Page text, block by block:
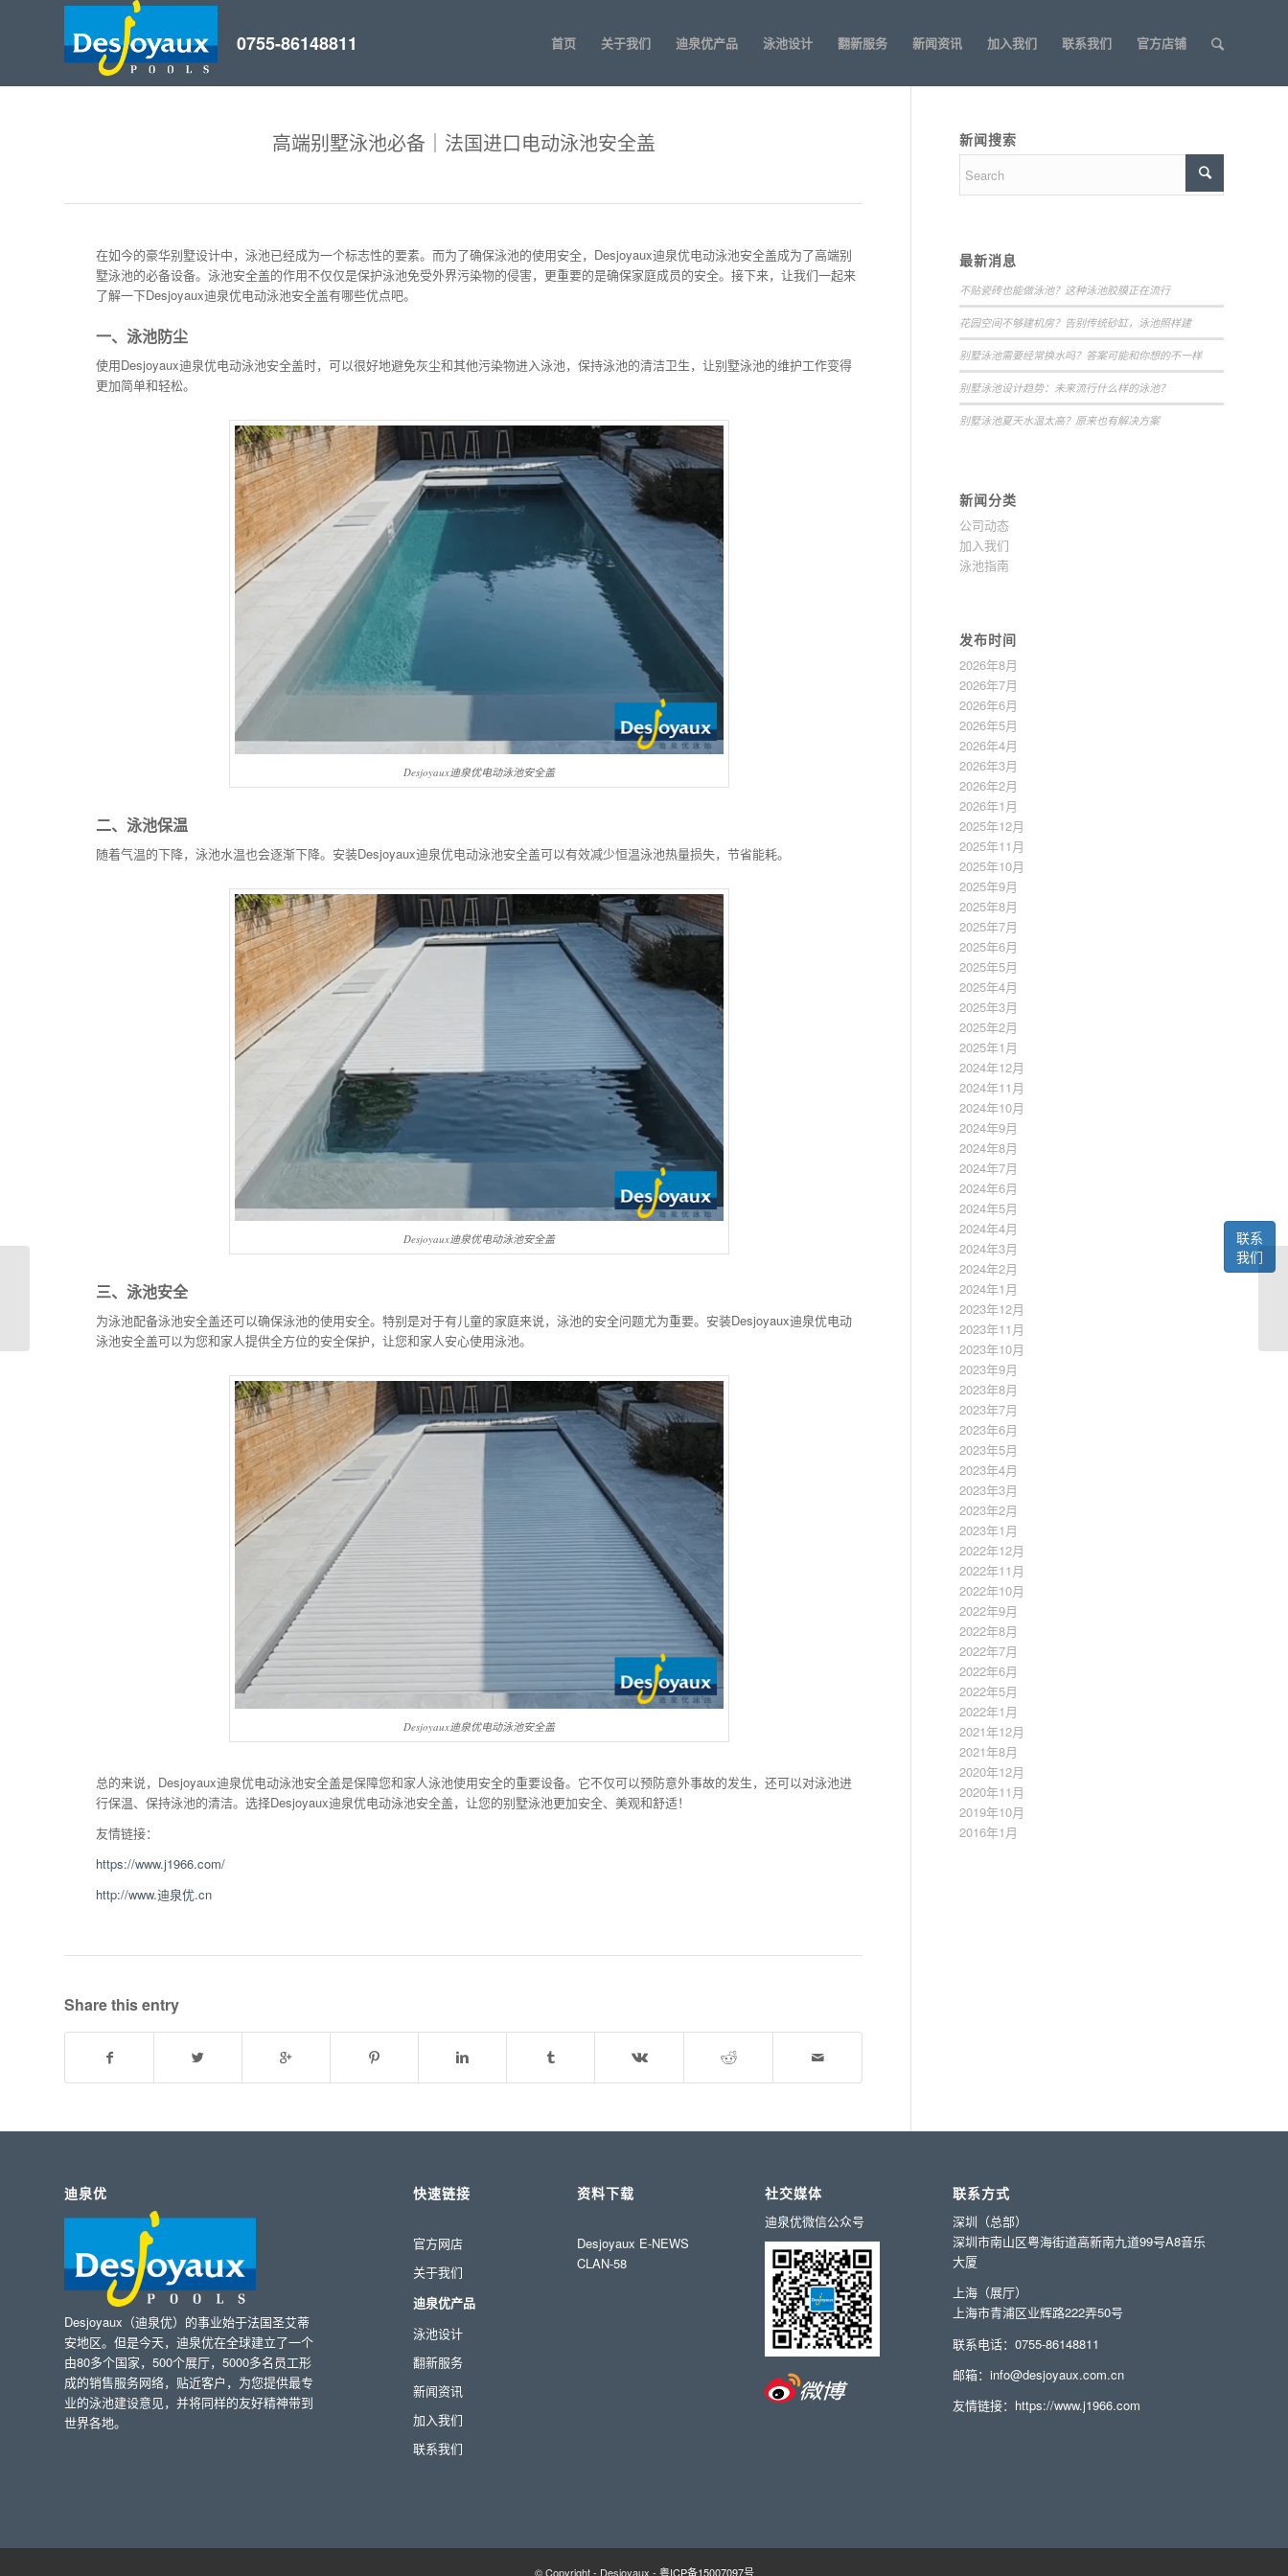
联系
我们
首页 关于我们 迪泉优产品 泳池设计 翻新服务 新闻资讯 加入我们 联系我们 官方店铺
高端别墅泳池必备｜法国进口电动泳池安全盖
在如今的豪华别墅设计中，泳池已经成为一个标志性的要素。而为了确保泳池的使用安全，Desjoyaux迪泉优电动泳池安全盖成为了高端别
墅泳池的必备设备。泳池安全盖的作用不仅仅是保护泳池免受外界污染物的侵害，更重要的是确保家庭成员的安全。接下来，让我们一起来
了解一下Desjoyaux迪泉优电动泳池安全盖有哪些优点吧。
一、泳池防尘
使用Desjoyaux迪泉优电动泳池安全盖时，可以很好地避免灰尘和其他污染物进入泳池，保持泳池的清洁卫生，让别墅泳池的维护工作变得
更加简单和轻松。
Desjoyaux迪泉优电动泳池安全盖
二、泳池保温
随着气温的下降，泳池水温也会逐渐下降。安装Desjoyaux迪泉优电动泳池安全盖可以有效减少恒温泳池热量损失，节省能耗。
Desjoyaux迪泉优电动泳池安全盖
三、泳池安全
为泳池配备泳池安全盖还可以确保泳池的使用安全。特别是对于有儿童的家庭来说，泳池的安全问题尤为重要。安装Desjoyaux迪泉优电动
泳池安全盖可以为您和家人提供全方位的安全保护，让您和家人安心使用泳池。
Desjoyaux迪泉优电动泳池安全盖
总的来说，Desjoyaux迪泉优电动泳池安全盖是保障您和家人泳池使用安全的重要设备。它不仅可以预防意外事故的发生，还可以对泳池进
行保温、保持泳池的清洁。选择Desjoyaux迪泉优电动泳池安全盖，让您的别墅泳池更加安全、美观和舒适！
友情链接：
https://www.j1966.com/
http://www.迪泉优.cn
Share this entry
新闻搜索
最新消息
不贴瓷砖也能做泳池？这种泳池胶膜正在流行
花园空间不够建机房？告别传统砂缸，泳池照样建
别墅泳池需要经常换水吗？答案可能和你想的不一样
别墅泳池设计趋势：未来流行什么样的泳池？
别墅泳池夏天水温太高？原来也有解决方案
新闻分类
公司动态
加入我们
泳池指南
发布时间
2026年8月
2026年7月
2026年6月
2026年5月
2026年4月
2026年3月
2026年2月
2026年1月
2025年12月
2025年11月
2025年10月
2025年9月
2025年8月
2025年7月
2025年6月
2025年5月
2025年4月
2025年3月
2025年2月
2025年1月
2024年12月
2024年11月
2024年10月
2024年9月
2024年8月
2024年7月
2024年6月
2024年5月
2024年4月
2024年3月
2024年2月
2024年1月
2023年12月
2023年11月
2023年10月
2023年9月
2023年8月
2023年7月
2023年6月
2023年5月
2023年4月
2023年3月
2023年2月
2023年1月
2022年12月
2022年11月
2022年10月
2022年9月
2022年8月
2022年7月
2022年6月
2022年5月
2022年1月
2021年12月
2021年8月
2020年12月
2020年11月
2019年10月
2016年1月
迪泉优
Desjoyaux（迪泉优）的事业始于法国圣艾蒂
安地区。但是今天，迪泉优在全球建立了一个
由80多个国家，500个展厅，5000多名员工形
成的销售服务网络，贴近客户，为您提供最专
业的泳池建设意见，并将同样的友好精神带到
世界各地。
快速链接
官方网店
关于我们
迪泉优产品
泳池设计
翻新服务
新闻资讯
加入我们
联系我们
资料下载
Desjoyaux E-NEWS
CLAN-58
社交媒体
迪泉优微信公众号
联系方式
深圳（总部）
深圳市南山区粤海街道高新南九道99号A8音乐
大厦
上海（展厅）
上海市青浦区业辉路222弄50号
联系电话：0755-86148811
邮箱：info@desjoyaux.com.cn
友情链接： https://www.j1966.com
© Copyright - Desjoyaux - 粤ICP备15007097号
｜享受无与伦比的水上